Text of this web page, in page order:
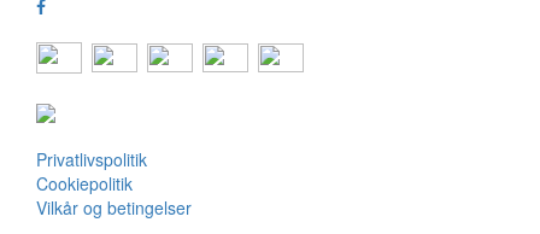
Privatlivspolitik
Cookiepolitik
Vilkår og betingelser